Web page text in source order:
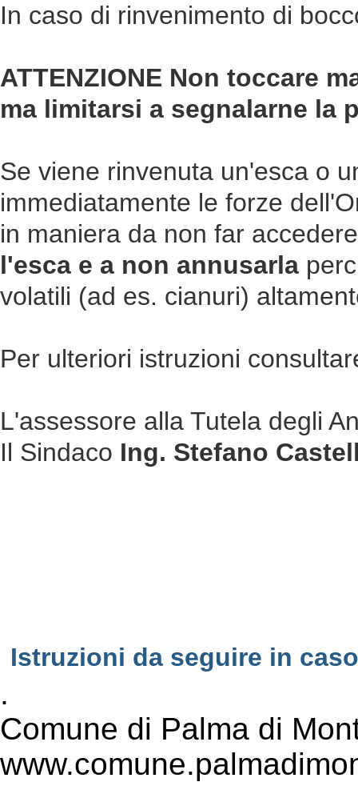
In caso di rinvenimento di
ATTENZIONE Non toccare
ma limitarsi a segnalarne la
Se viene rinvenuta un'esca o
immediatamente le forze
in maniera da non far
l'esca e a non annusarla
volatili (ad es. cianuri)
Per ulteriori istruzioni
L'assessore alla Tutela degli
Il Sindaco Ing. Stefano
Istruzioni da seguire in
.
Comune di Palma di